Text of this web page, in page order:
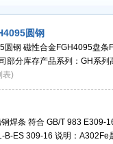
圆钢
圆钢 磁性合金FGH4095盘条
部分库存产品系列：GH系列
表)
焊条 符合 GB/T 983 E309-
B-ES 309-16 说明：A302Fe